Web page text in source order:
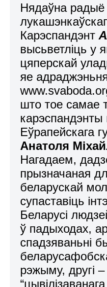
Нядаўна радыё
Карэспандэнт
высьветліць у
цяперскай
яе
што тое самае
карэспандэнты
Еўрапейскага
Анатоля
Нагадаем,
прызначаная
беларускай
супаставіць
Беларусі
ў падыходах,
спадзяваньні
рэжыму, другі